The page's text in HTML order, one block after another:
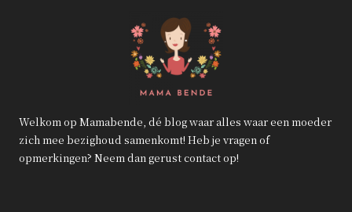
Welkom op Mamabende, dé blog waar alles waar een moeder
zich mee bezighoud samenkomt! Heb je vragen of
opmerkingen? Neem dan gerust contact op!